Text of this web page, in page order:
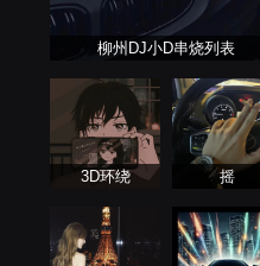
柳州DJ小D串烧列表
3D环绕 摇